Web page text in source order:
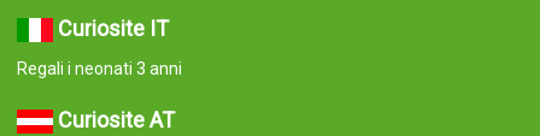
Curiosite IT
Regali i neonati 3 anni
Curiosite AT